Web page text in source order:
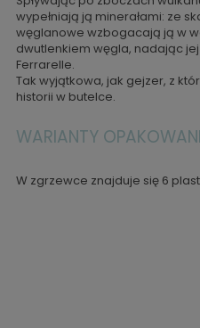
wypełniają ją minerałami: ze
węglanowe wzbogacają ją w
dwutlenkiem węgla, nadając
Ferrarelle.
Tak wyjątkowa, jak gejzer, z
historii w butelce.
WARIANTY
W zgrzewce znajduje się 6